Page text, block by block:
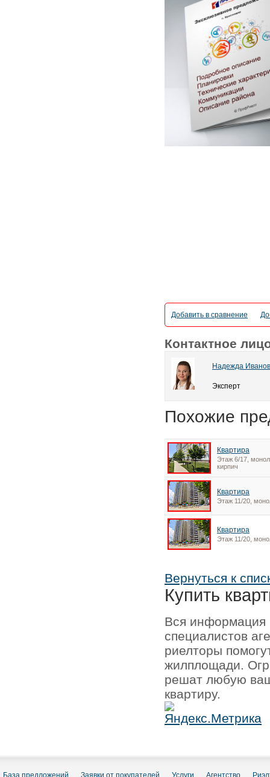
Добавить в сравнение
Контактное
Надежда
Эксперт
Похожие
Квартира
Этаж 6/17,
кирпич
Квартира
Этаж 11/20,
Квартира
Этаж 11/20,
Вернуться к
Купить
Вся информация
специалистов
риелторы
жилплощади.
решат любую
квартиру.
База предложений Заявки от покупателей Услуги Агентство